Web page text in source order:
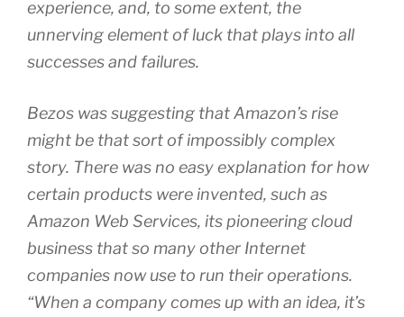
experience, and, to some extent, the
unnerving element of luck that plays into all
successes and failures.
Bezos was suggesting that Amazon’s rise
might be that sort of impossibly complex
story. There was no easy explanation for how
certain products were invented, such as
Amazon Web Services, its pioneering cloud
business that so many other Internet
companies now use to run their operations.
“When a company comes up with an idea, it’s